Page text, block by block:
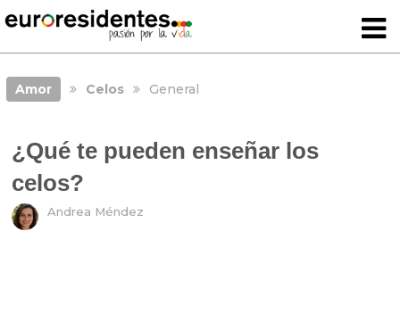
Amor Celos General
¿Qué te pueden enseñar los
celos?
Andrea Méndez